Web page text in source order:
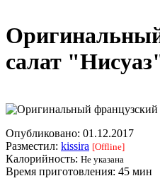
салат
Опубликовано: 01.12.2017
Разместил: kissira [Offline]
Калорийность: Не указана
Время приготовления: 45 мин